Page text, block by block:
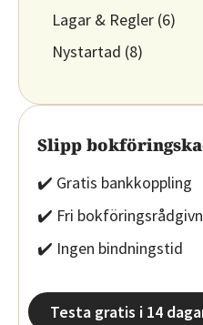
Lagar & Regler (6)
Nystartad (8)
Slipp
✔️ Gratis bankkoppling
✔️ Fri
✔️ Ingen bindningstid
Testa gratis i 14